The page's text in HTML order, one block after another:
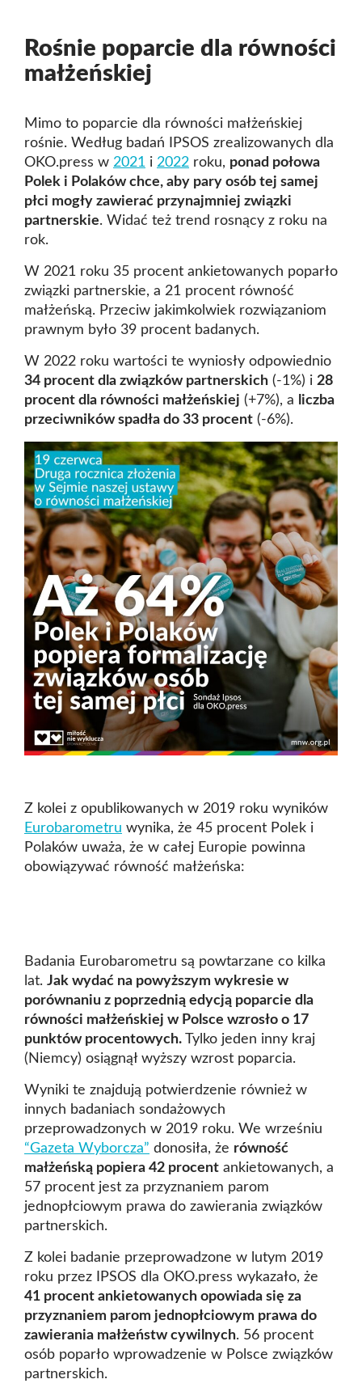
Rośnie poparcie dla równości
małżeńskiej
Mimo to poparcie dla równości małżeńskiej
rośnie. Według badań IPSOS zrealizowanych dla
OKO.press w 2021 i 2022 roku, ponad połowa
Polek i Polaków chce, aby pary osób tej samej
płci mogły zawierać przynajmniej związki
partnerskie. Widać też trend rosnący z roku na
rok.
W 2021 roku 35 procent ankietowanych poparło
związki partnerskie, a 21 procent równość
małżeńską. Przeciw jakimkolwiek rozwiązaniom
prawnym było 39 procent badanych.
W 2022 roku wartości te wyniosły odpowiednio
34 procent dla związków partnerskich (-1%) i 28
procent dla równości małżeńskiej (+7%), a
liczba
przeciwników spadła do 33 procent (-6%).
Z kolei z opublikowanych w 2019 roku wyników
Eurobarometru wynika, że 45 procent Polek i
Polaków uważa, że w całej Europie powinna
obowiązywać równość małżeńska:
Badania Eurobarometru są powtarzane co kilka
lat. Jak wydać na powyższym wykresie w
porównaniu z poprzednią edycją poparcie dla
równości małżeńskiej w Polsce wzrosło o 17
punktów procentowych.
Tylko jeden inny kraj
(Niemcy) osiągnął wyższy wzrost poparcia.
Wyniki te znajdują potwierdzenie również w
innych badaniach sondażowych
przeprowadzonych w 2019 roku. We wrześniu
“Gazeta Wyborcza” donosiła, że równość
małżeńską popiera 42 procent ankietowanych, a
57 procent jest za przyznaniem parom
jednopłciowym prawa do zawierania związków
partnerskich.
Z kolei badanie przeprowadzone w lutym 2019
roku przez IPSOS dla OKO.press wykazało, że
41 procent ankietowanych opowiada się za
przyznaniem parom jednopłciowym prawa do
zawierania małżeństw cywilnych. 56 procent
osób poparło wprowadzenie w Polsce związków
partnerskich.